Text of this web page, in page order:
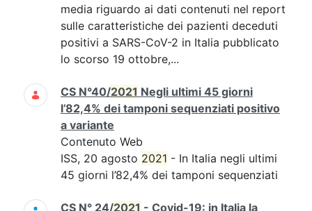
media riguardo ai dati contenuti nel report
sulle caratteristiche dei pazienti deceduti
positivi a SARS-CoV-2 in Italia pubblicato
lo scorso 19 ottobre,...
CS N°40/2021 Negli ultimi 45 giorni
l’82,4% dei tamponi sequenziati positivo
a variante
Contenuto Web
ISS, 20 agosto 2021 - In Italia negli ultimi
45 giorni l’82,4% dei tamponi sequenziati
CS N° 24/2021 - Covid-19: in Italia la